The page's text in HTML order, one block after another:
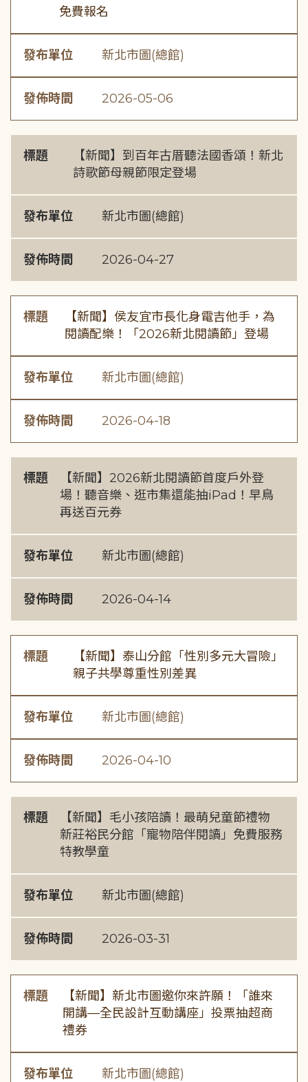
免費報名
發布單位 新北市圖(總館)
發佈時間 2026-05-06
標題
【新聞】到百年古厝聽法國香頌！新北
詩歌節母親節限定登場
發布單位 新北市圖(總館)
發佈時間 2026-04-27
標題
【新聞】侯友宜市長化身電吉他手，為
閱讀配樂！「2026新北閱讀節」登場
發布單位 新北市圖(總館)
發佈時間 2026-04-18
標題
【新聞】2026新北閱讀節首度戶外登
場！聽音樂、逛市集還能抽iPad！早鳥
再送百元券
發布單位 新北市圖(總館)
發佈時間 2026-04-14
標題
【新聞】泰山分館「性別多元大冒險」
親子共學尊重性別差異
發布單位 新北市圖(總館)
發佈時間 2026-04-10
標題
【新聞】毛小孩陪讀！最萌兒童節禮物
新莊裕民分館「寵物陪伴閱讀」免費服務
特教學童
發布單位 新北市圖(總館)
發佈時間 2026-03-31
標題
【新聞】新北市圖邀你來許願！「誰來
開講—全民設計互動講座」投票抽超商
禮券
發布單位 新北市圖(總館)